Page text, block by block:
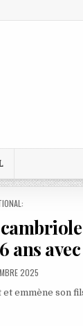
ans
2025
emmène son